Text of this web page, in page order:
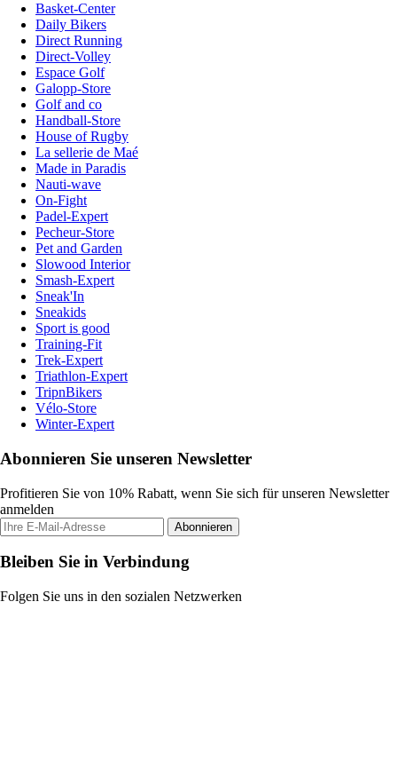
Basket-Center
Daily Bikers
Direct Running
Direct-Volley
Espace Golf
Galopp-Store
Golf and co
Handball-Store
House of Rugby
La sellerie de Maé
Made in Paradis
Nauti-wave
On-Fight
Padel-Expert
Pecheur-Store
Pet and Garden
Slowood Interior
Smash-Expert
Sneak'In
Sneakids
Sport is good
Training-Fit
Trek-Expert
Triathlon-Expert
TripnBikers
Vélo-Store
Winter-Expert
Abonnieren Sie unseren Newsletter
Profitieren Sie von 10% Rabatt, wenn Sie sich für unseren Newsletter
anmelden
Abonnieren
Bleiben Sie in Verbindung
Folgen Sie uns in den sozialen Netzwerken